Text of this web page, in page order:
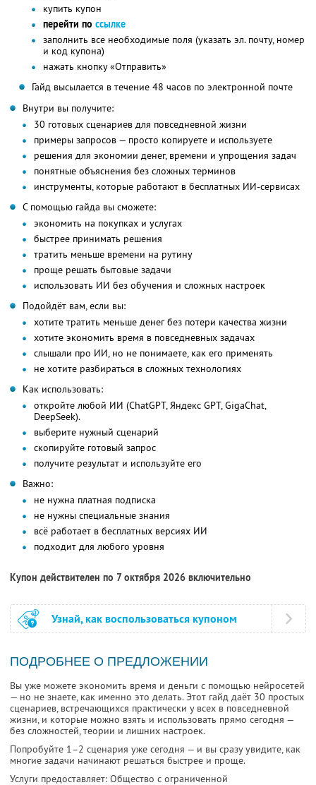
купить купон
перейти по ссылке
заполнить все необходимые поля (указать эл. почту, номер
и код купона)
нажать кнопку «Отправить»
Гайд высылается в течение 48 часов по электронной почте
Внутри вы получите:
30 готовых сценариев для повседневной жизни
примеры запросов — просто копируете и используете
решения для экономии денег, времени и упрощения задач
понятные объяснения без сложных терминов
инструменты, которые работают в бесплатных ИИ-сервисах
С помощью гайда вы сможете:
экономить на покупках и услугах
быстрее принимать решения
тратить меньше времени на рутину
проще решать бытовые задачи
использовать ИИ без обучения и сложных настроек
Подойдёт вам, если вы:
хотите тратить меньше денег без потери качества жизни
хотите экономить время в повседневных задачах
слышали про ИИ, но не понимаете, как его применять
не хотите разбираться в сложных технологиях
Как использовать:
откройте любой ИИ (ChatGPT, Яндекс GPT, GigaChat,
DeepSeek).
выберите нужный сценарий
скопируйте готовый запрос
получите результат и используйте его
Важно:
не нужна платная подписка
не нужны специальные знания
всё работает в бесплатных версиях ИИ
подходит для любого уровня
Купон действителен по 7 октября 2026 включительно
Узнай, как воспользоваться купоном
ПОДРОБНЕЕ О ПРЕДЛОЖЕНИИ
Вы уже можете экономить время и деньги с помощью нейросетей
— но не знаете, как именно это делать. Этот гайд даёт 30 простых
сценариев, встречающихся практически у всех в повседневной
жизни, и которые можно взять и использовать прямо сегодня —
без сложностей, теории и лишних настроек.
Попробуйте 1–2 сценария уже сегодня — и вы сразу увидите, как
многие задачи начинают решаться быстрее и проще.
Услуги предоставляет: Общество с ограниченной